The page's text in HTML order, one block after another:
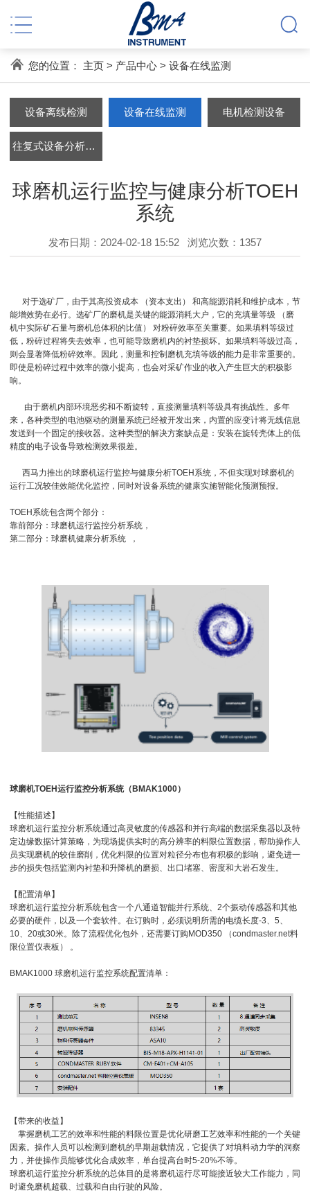
您的位置： 主页> 产品中心> 设备在线监测
设备离线检测 设备在线监测 电机检测设备
往复式设备分析系统
球磨机运行监控与健康分析TOEH
系统
发布日期：2024-02-18 15:52 浏览次数： 1357
对于选矿厂，由于其高投资成本 （资本支出） 和高能源消耗和维护成本，节
能增效势在必行。选矿厂的磨机是关键的能源消耗大户，它的充填量等级 （磨
机中实际矿石量与磨机总体积的比值） 对粉碎效率至关重要。如果填料等级过
低，粉碎过程将失去效率，也可能导致磨机内的衬垫损坏。如果填料等级过高，
则会显著降低粉碎效率。因此，测量和控制磨机充填等级的能力是非常重要的。
即使是粉碎过程中效率的微小提高，也会对采矿作业的收入产生巨大的积极影
响。
由于磨机内部环境恶劣和不断旋转，直接测量填料等级具有挑战性。多年
来，各种类型的电池驱动的测量系统已经被开发出来，内置的应变计将无线信息
发送到一个固定的接收器。这种类型的解决方案缺点是：安装在旋转壳体上的低
精度的电子设备导致检测效果很差。
西马力推出的球磨机运行监控与健康分析TOEH系统，不但实现对球磨机的
运行工况较佳效能优化监控，同时对设备系统的健康实施智能化预测预报。
TOEH系统包含两个部分：
靠前部分：球磨机运行监控分析系统，
第二部分：球磨机健康分析系统 ，
球磨机TOEH运行监控分析系统（BMAK1000）
【性能描述】
球磨机运行监控分析系统通过高灵敏度的传感器和并行高端的数据采集器以及特
定边缘数据计算策略，为现场提供实时的高分辨率的料限位置数据，帮助操作人
员实现磨机的较佳磨削，优化料限的位置对粒径分布也有积极的影响，避免进一
步的损失包括监测内衬垫和升降机的磨损、出口堵塞、密度和大岩石发生。
【配置清单】
球磨机运行监控分析系统包含一个八通道智能并行系统、2个振动传感器和其他
必要的硬件，以及一个套软件。在订购时，必须说明所需的电缆长度-3、5、
10、20或30米。除了流程优化包外，还需要订购MOD350 （condmaster.net料
限位置仪表板） 。
BMAK1000 球磨机运行监控系统配置清单：
【带来的收益】
掌握磨机工艺的效率和性能的料限位置是优化研磨工艺效率和性能的一个关键
因素。操作人员可以检测到磨机的早期超载情况，它提供了对填料动力学的洞察
力，并使操作员能够优化合成效率，单台提高台时5-20%不等。
球磨机运行监控分析系统的总体目的是将磨机运行尽可能接近较大工作能力，同
时避免磨机超载、过载和自由行驶的风险。